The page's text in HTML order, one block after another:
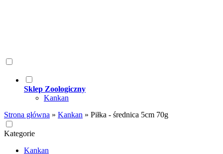
Sklep Zoologiczny
Kankan
Strona główna » Kankan » Piłka - średnica 5cm 70g
Kategorie
Kankan